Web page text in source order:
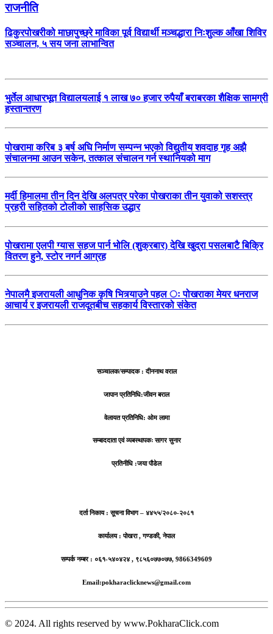
राजनीति
ढिकुरपोखरीको माछापुच्छ्रे माविका पूर्व विद्यार्थी मञ्चद्धारा निःशुल्क आँखा शिविर
सञ्चालन, ५ सय जना लाभान्वित
भुर्तेल आधारभूत विद्यालयलाई १ लाख ७० हजार रुपैयाँ बराबरका शैक्षिक सामग्री
हस्तान्तरण
पोखरामा करिब ३ बर्ष अघि निर्माण सम्पन्न भएको विद्युतीय शवदाह गृह अझै
संचालनमा आउन सकेन, तत्काल संचालन गर्न स्थानियको माग
मर्दी हिमालमा तीन दिन देखि अलपत्र परेका पोखराका तीन युवाको सशस्त्र
प्रहरी सहितको टोलीको साहसिक उद्धार
पोखरामा एलपी ग्यास सहज पार्न भोलि (शुक्रबार) देखि खुद्रा पसलबाटै बिक्रि
वितरण हुने, स्टोर नगर्न आग्रह
नेपालमै इजरायली आधुनिक कृषि भित्र्याउने पहल ः पोखराका मेयर धनराज
आचार्य र इजरायली राजदूतबीच सहकार्य विस्तारको संकेत
सञ्चालक/सम्पादक : दीननाथ वराल
जापान प्रतिनिधि:जीवन बराल
वेलायत प्रतिनिधि: ओम लामा
सम्बाददाता एवं व्यबस्थापकः सागर सुनार
प्रतिनीधि :जया पौडेल
दर्ता निकाय : सूचना विभाग – ४४५५/२०८०-२०८१
कार्यालय : पोखरा , गण्डकी, नेपाल
सम्पर्क नम्बर : ०६१-५४०४२४ , ९८५६०७७०७७, 9866349609
Email:pokharaclicknews@gmail.com
© 2024. All rights reserved by www.PokharaClick.com